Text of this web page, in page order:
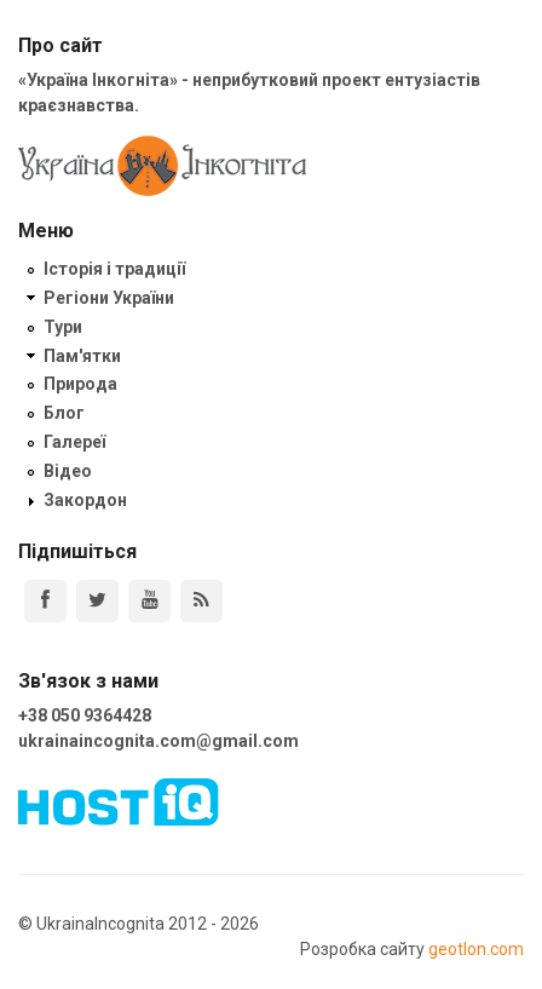
Про сайт
«Україна Інкогніта» - неприбутковий проект ентузіастів
краєзнавства.
Меню
Історія і традиції
Регіони України
Тури
Пам'ятки
Природа
Блог
Галереї
Відео
Закордон
Підпишіться
Зв'язок з нами
+38 050 9364428
ukrainaincognita.com@gmail.com
© UkrainaIncognita 2012 - 2026
Розробка сайтуgeotlon.com